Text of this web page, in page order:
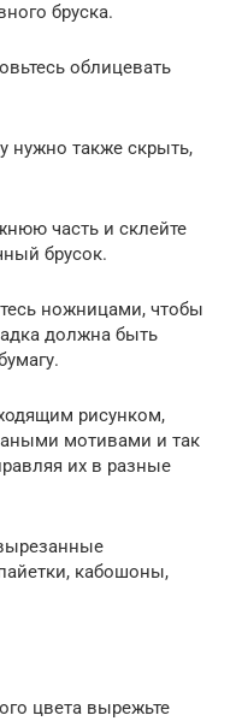
бруска.
облицевать
нужно также скрыть,
часть и склейте
брусок.
ножницами, чтобы
должна быть
рисунком,
мотивами и так
их в разные
кабошоны,
цвета вырежьте